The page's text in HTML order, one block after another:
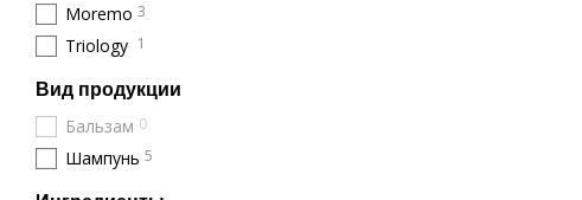
Moremo 3
Triology 1
Вид продукции
Бальзам 0
Шампунь 5